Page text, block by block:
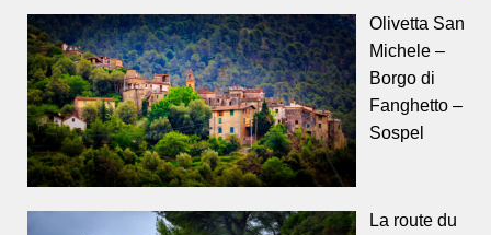
Olivetta San
Michele –
Borgo di
Fanghetto –
Sospel
La route du